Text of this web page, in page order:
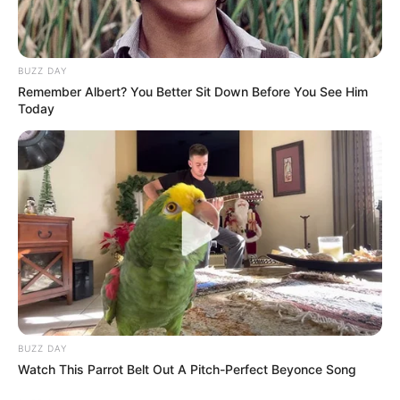
A csapat is hasonlóan érzett, mindenki megérezte,
hogy hiányzik a megszokott dinamika és humor.
Katona Szandra szinte fellélegezett:
BUZZ DAY
Remember Albert? You Better Sit Down Before You See Him
Today
BUZZ DAY
Watch This Parrot Belt Out A Pitch-Perfect Beyonce Song